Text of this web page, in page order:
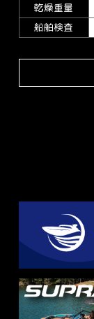
乾燥重量
船舶検査